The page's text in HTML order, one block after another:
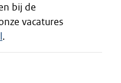
bij de
vacatures
.